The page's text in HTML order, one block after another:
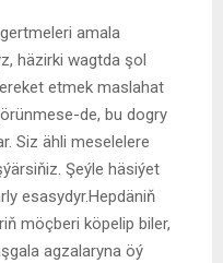
amala
häzirki wagtda şol
etmek maslahat
de, bu dogry
Siz ähli meselelere
Şeýle häsiýet
esasydyr.Hepdäniň
möçberi köpelip biler,
agzalaryna öý